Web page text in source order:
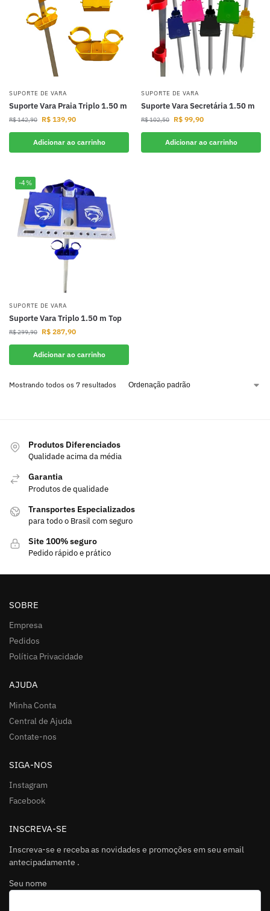
SUPORTE DE VARA
Suporte Vara Praia Triplo 1.50 m
R$142,90 R$ 139,90
Adicionar ao carrinho
SUPORTE DE VARA
Suporte Vara Secretária 1.50 m
R$102,50 R$ 99,90
Adicionar ao carrinho
-4%
SUPORTE DE VARA
Suporte Vara Triplo 1.50 m Top
R$299,90 R$ 287,90
Adicionar ao carrinho
Mostrando todos os 7 resultados
Produtos Diferenciados
Qualidade acima da média
Garantia
Produtos de qualidade
Transportes Especializados
para todo o Brasil com seguro
Site 100% seguro
Pedido rápido e prático
SOBRE
Empresa
Pedidos
Política Privacidade
AJUDA
Minha Conta
Central de Ajuda
Contate-nos
SIGA-NOS
Instagram
Facebook
INSCREVA-SE
Inscreva-se e receba as novidades e promoções em seu email
antecipadamente .
Seu nome